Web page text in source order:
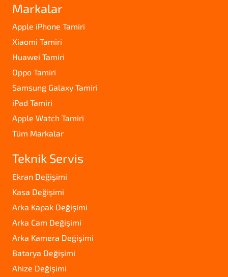
Markalar
Apple iPhone Tamiri
Xiaomi Tamiri
Huawei Tamiri
Oppo Tamiri
Samsung Galaxy Tamiri
iPad Tamiri
Apple Watch Tamiri
Tüm Markalar
Teknik Servis
Ekran Değişimi
Kasa Değişimi
Arka Kapak Değişimi
Arka Cam Değişimi
Arka Kamera Değişimi
Batarya Değişimi
Ahize Değişimi